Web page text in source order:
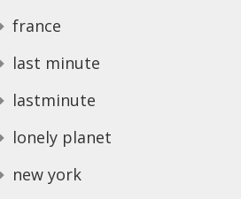
france
last minute
lastminute
lonely planet
new york